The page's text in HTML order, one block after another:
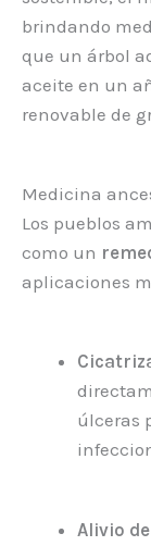
brindando
que un árbol
aceite en un
renovable de
Medicina
Los pueblos
como un
aplicaciones
úlceras
Alivio